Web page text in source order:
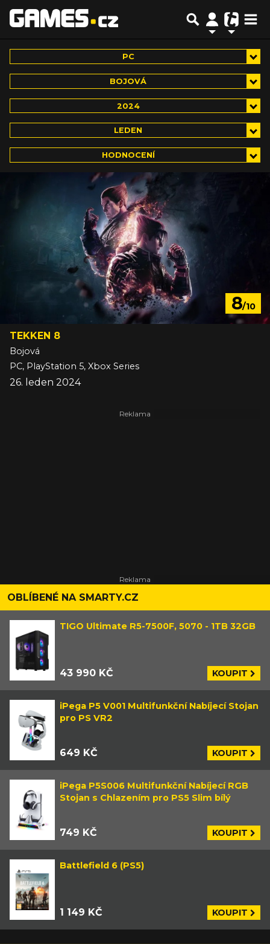
PC
BOJOVÁ
2024
LEDEN
HODNOCENÍ
8/10
TEKKEN 8
Bojová
PC, PlayStation 5, Xbox Series
26. leden 2024
OBLÍBENÉ NA SMARTY.CZ
TIGO Ultimate R5-7500F, 5070 - 1TB 32GB
43 990 KČ KOUPIT
iPega P5 V001 Multifunkční Nabíjecí Stojan
pro PS VR2
649 KČ KOUPIT
iPega P5S006 Multifunkční Nabíjecí RGB
Stojan s Chlazením pro PS5 Slim bílý
749 KČ KOUPIT
Battlefield 6 (PS5)
1 149 KČ KOUPIT